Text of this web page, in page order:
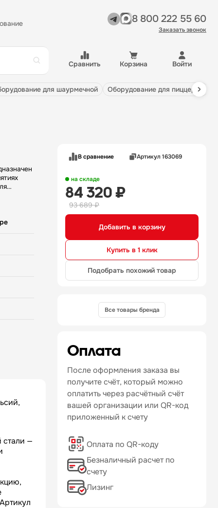
8 800 222 55 60
Заказать звонок
Сравнить Корзина Войти
для шаурмечной оборудование для пиццерии
ручки
—
легко
ножа
В сравнение Артикул 163069
на складе
84 320 ₽
93 689 ₽
Добавить в корзину
Купить в 1 клик
Подобрать похожий товар
Все товары бренда
Оплата
После оформления заказа вы
получите счёт, который можно
оплатить через расчётный счёт
вашей организации или QR-код
приложенный к счету
Оплата по QR-коду
Безналичный расчет по
счету
Лизинг
стали —